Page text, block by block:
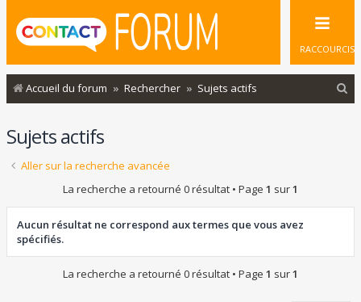
RACCOURCIS
Accueil du forum Rechercher Sujets actifs
Sujets actifs
Aller sur la recherche avancée
La recherche a retourné 0 résultat • Page 1 sur1
Aucun résultat ne correspond aux termes que vous avez
spécifiés.
La recherche a retourné 0 résultat • Page 1 sur1